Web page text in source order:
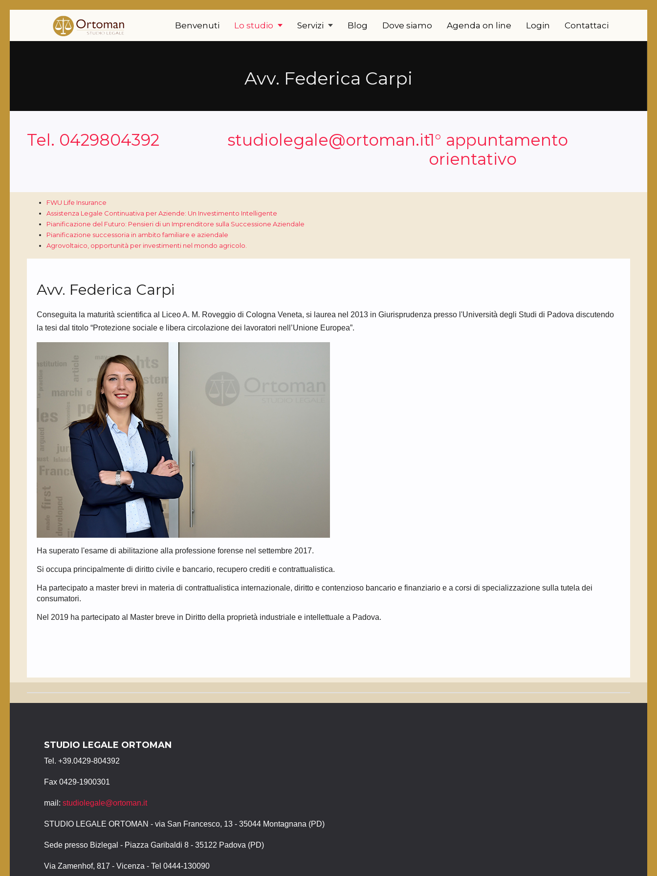
Benvenuti Lo studio Servizi Blog Dove siamo Agenda on line Login Contattaci
Avv. Federica Carpi
Tel. 0429804392 studiolegale@ortoman.it1° appuntamento
orientativo
FWU Life Insurance
Assistenza Legale Continuativa per Aziende: Un Investimento Intelligente
Pianificazione del Futuro: Pensieri di un Imprenditore sulla Successione Aziendale
Pianificazione successoria in ambito familiare e aziendale
Agrovoltaico, opportunità per investimenti nel mondo agricolo.
Avv. Federica Carpi
Conseguita la maturità scientifica al Liceo A. M. Roveggio di Cologna Veneta, si laurea nel 2013 in Giurisprudenza presso l'Università degli Studi di Padova discutendo
la tesi dal titolo “Protezione sociale e libera circolazione dei lavoratori nell’Unione Europea”.
Ha superato l'esame di abilitazione alla professione forense nel settembre 2017.
Si occupa principalmente di diritto civile e bancario, recupero crediti e contrattualistica.
Ha partecipato a master brevi in materia di contrattualistica internazionale, diritto e contenzioso bancario e finanziario e a corsi di specializzazione sulla tutela dei
consumatori.
Nel 2019 ha partecipato al Master breve in Diritto della proprietà industriale e intellettuale a Padova.
STUDIO LEGALE ORTOMAN
Tel. +39.0429-804392
Fax 0429-1900301
mail: studiolegale@ortoman.it
STUDIO LEGALE ORTOMAN - via San Francesco, 13 - 35044 Montagnana (PD)
Sede presso Bizlegal - Piazza Garibaldi 8 - 35122 Padova (PD)
Via Zamenhof, 817 - Vicenza - Tel 0444-130090